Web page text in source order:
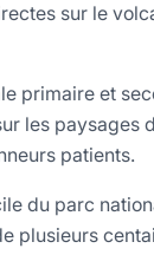
sur le
primaire et
les paysages
patients.
du parc
plusieurs